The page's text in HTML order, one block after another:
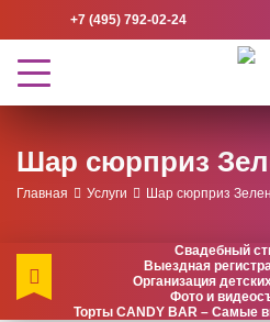
+7 (495) 792-02-24
Шар сюрприз
Главная Услуги Шар сюрприз
Свадебный
Выездная
Организация
Фото и
Торты CANDY BAR – Самые